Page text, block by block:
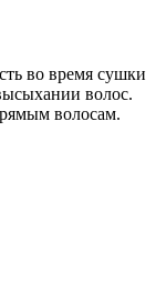
во время сушки
волос.
волосам.